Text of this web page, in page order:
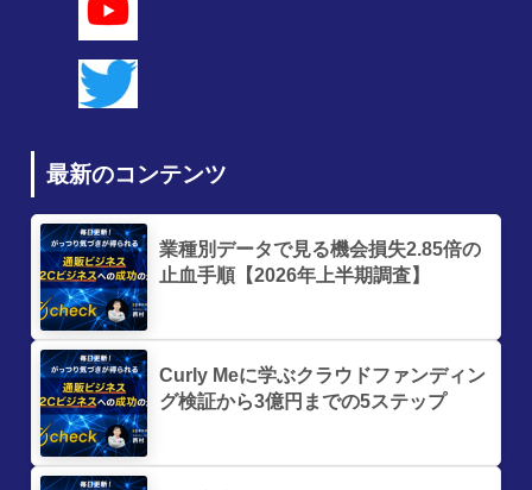
最新のコンテンツ
業種別データで見る機会損失2.85倍の
止血手順【2026年上半期調査】
Curly Meに学ぶクラウドファンディン
グ検証から3億円までの5ステップ